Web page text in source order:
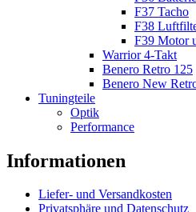
F37 Tacho
F38
F39 Motor
Warrior 4-Takt
Benero Retro 125
Benero New
Tuningteile
Optik
Performance
Informationen
Liefer- und Versandkosten
Privatsphäre und Datenschutz